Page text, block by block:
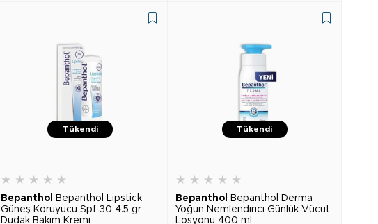
Tükendi
★ ★ ★ ★ ★
Bepanthol
Bepanthol Lipstick
Güneş Koruyucu Spf 30 4.5 gr
Dudak Bakım Kremi
Tükendi
★ ★ ★ ★ ★
Bepanthol
Bepanthol Derma
Yoğun Nemlendirici Günlük Vücut
Losyonu 400 ml